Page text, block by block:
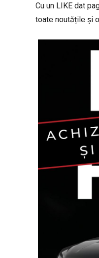
Cu un LIKE dat
toate noutățile și